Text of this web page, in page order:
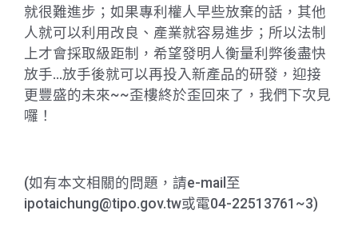
就很難進步；如果專利權人早些放棄的話，其他
人就可以利用改良、產業就容易進步；所以法制
上才會採取級距制，希望發明人衡量利弊後盡快
放手…放手後就可以再投入新產品的研發，迎接
更豐盛的未來~~歪樓終於歪回來了，我們下次見
囉！
(如有本文相關的問題，請e-mail至
ipotaichung@tipo.gov.tw或電04-22513761~3)